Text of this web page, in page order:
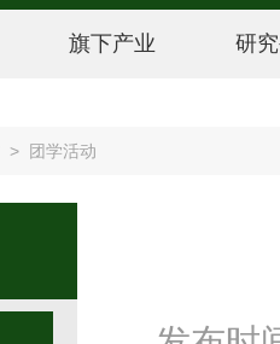
旗下产业 研
> 团学活动